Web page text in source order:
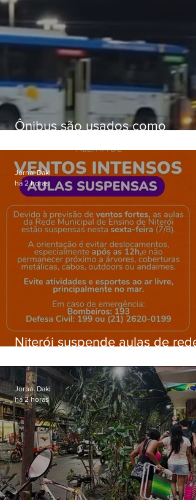
Ônibus são usados como
Gardênia Azul
Niterói suspende aulas de rede
ventos fortes nesta sexta (7)
Jornal Daki
há 2 horas
Jornal Daki
há 2 horas